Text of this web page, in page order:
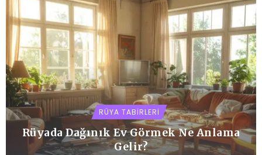
RÜYA TABIRLERI
Rüyada Dağınık Ev Görmek Ne Anlama
Gelir?